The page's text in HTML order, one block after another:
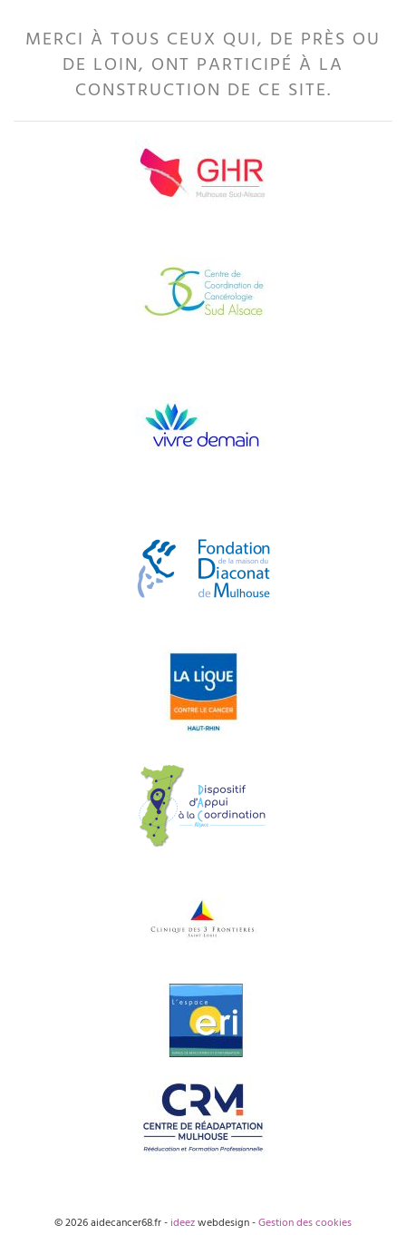
MERCI À TOUS CEUX QUI, DE PRÈS OU
DE LOIN, ONT PARTICIPÉ À LA
CONSTRUCTION DE CE SITE.
© 2026 aidecancer68.fr - ideezwebdesign -Gestion des cookies